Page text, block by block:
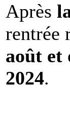
Après
rentrée
août et
2024.